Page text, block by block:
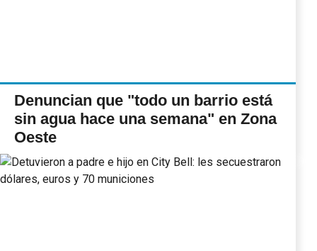
Denuncian que "todo un barrio está
sin agua hace una semana" en Zona
Oeste